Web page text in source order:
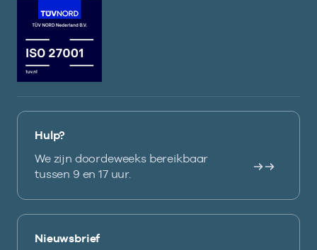
Hulp?
We zijn doordeweeks bereikbaar
tussen 9 en 17 uur.
Nieuwsbrief